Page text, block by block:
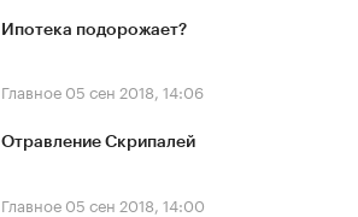
Ипотека подорожает?
Главное 05 сен 2018, 14:06
Отравление Скрипалей
Главное 05 сен 2018, 14:00